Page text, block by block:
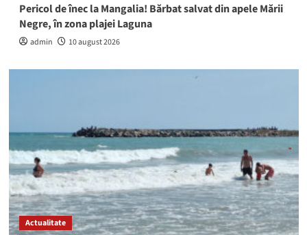
Pericol de înec la Mangalia! Bărbat salvat din apele Mării
Negre, în zona plajei Laguna
admin 10 august 2026
Actualitate